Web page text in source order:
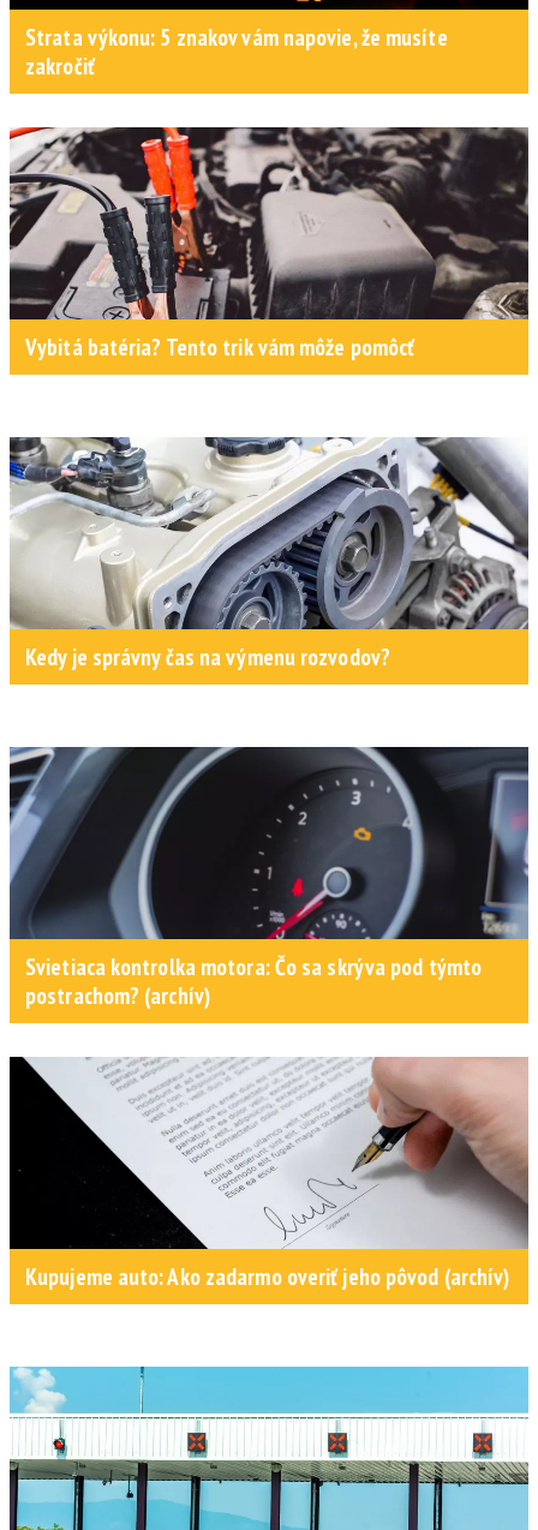
Strata výkonu: 5 znakov vám napovie, že musíte
zakročiť
Vybitá batéria? Tento trik vám môže pomôcť
Kedy je správny čas na výmenu rozvodov?
Svietiaca kontrolka motora: Čo sa skrýva pod týmto
postrachom? (archív)
Kupujeme auto: Ako zadarmo overiť jeho pôvod (archív)